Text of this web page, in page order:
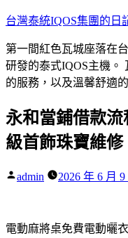
跳
主
要
內
台灣泰統IQOS集團的日
第一間紅色瓦城座落在
研發的泰式IQOS主機。
的服務，以及溫馨舒適
永和當鋪借款
級首飾珠寶維修
作
admin 2026 年 6 月 9
電動麻將桌免費電動曬